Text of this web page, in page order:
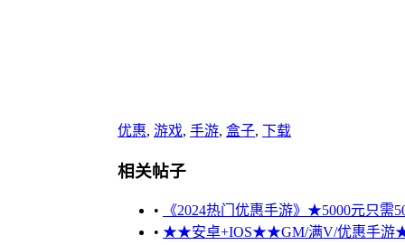
优惠, 游戏, 手游, 盒子, 下载
相关帖子
•
《2024热门优惠手游》★5000元只
• ★★安卓+IOS★★GM/满V/优惠手游